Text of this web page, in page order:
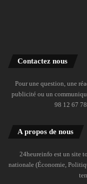
Contactez nous
Pour une question, une
publicité ou un
98 12 67
A propos de nous
24heureinfo est un site
nationale (Économie,